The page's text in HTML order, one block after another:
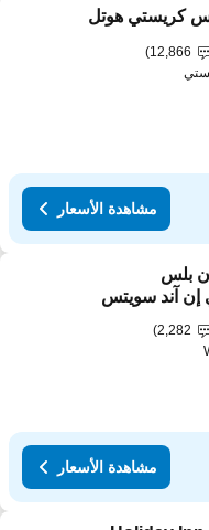
Add to
كريستي هوتل
12,866
مشاهدة الأسعار
Add to
بلس
آند سويتس
2,282
مشاهدة الأسعار